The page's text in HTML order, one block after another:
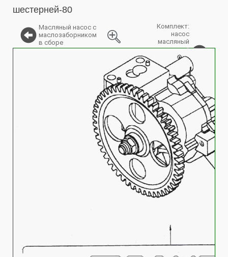
шестерней-80
Масляный насос с
маслозаборником
в сборе
%
Комплект:
насос
масляный
с
шестерней
(для
запасных
частей)